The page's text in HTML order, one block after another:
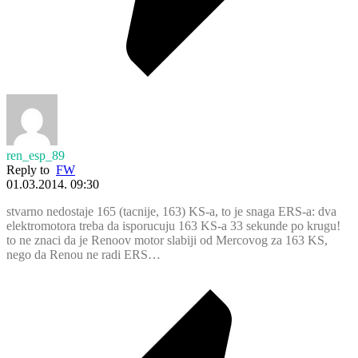
ren_esp_89
Reply to FW
01.03.2014. 09:30
stvarno nedostaje 165 (tacnije, 163) KS-a, to je snaga ERS-a: dva
elektromotora treba da isporucuju 163 KS-a 33 sekunde po krugu!
to ne znaci da je Renoov motor slabiji od Mercovog za 163 KS,
nego da Renou ne radi ERS…